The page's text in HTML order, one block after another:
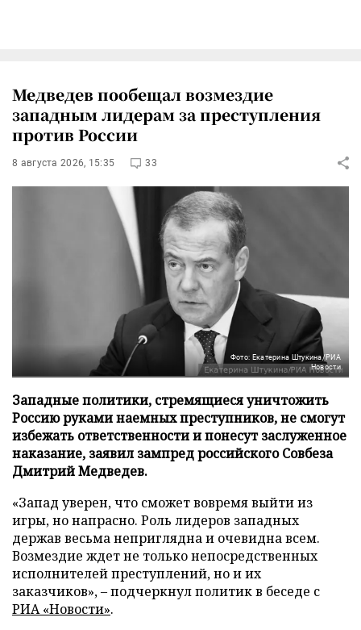
Медведев пообещал возмездие
западным лидерам за преступления
против России
8 августа 2026, 15:35 33
Фото: Екатерина Штукина/РИА
Новости
Западные политики, стремящиеся уничтожить
Россию руками наемных преступников, не смогут
избежать ответственности и понесут заслуженное
наказание, заявил зампред российского Совбеза
Дмитрий Медведев.
«Запад уверен, что сможет вовремя выйти из
игры, но напрасно. Роль лидеров западных
держав весьма неприглядна и очевидна всем.
Возмездие ждет не только непосредственных
исполнителей преступлений, но и их
заказчиков», – подчеркнул политик в беседе с
РИА «Новости».